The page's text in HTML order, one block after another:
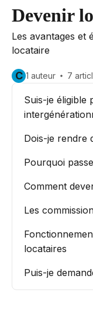
Devenir
Les avantages et
locataire
C 1 auteur 7
Suis-je éligible
Dois-je rendre
Pourquoi
Comment
Les
locataires
Puis-je